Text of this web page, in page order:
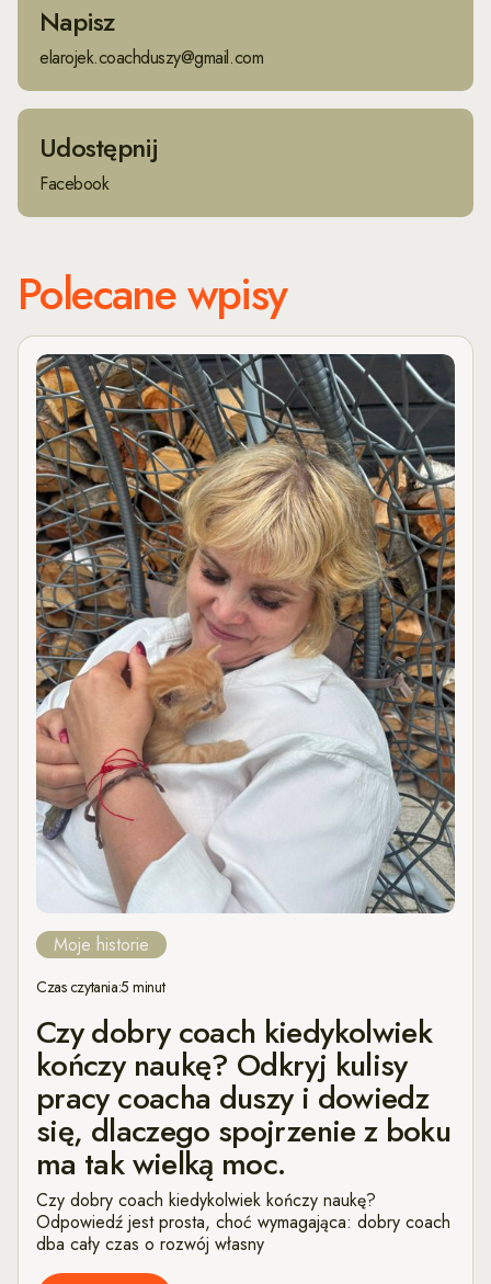
Napisz
elarojek.coachduszy@gmail.com
Udostępnij
Facebook
Polecane wpisy
Moje historie
Czas czytania:5 minut
Czy dobry coach kiedykolwiek
kończy naukę? Odkryj kulisy
pracy coacha duszy i dowiedz
się, dlaczego spojrzenie z boku
ma tak wielką moc.
Czy dobry coach kiedykolwiek kończy naukę?
Odpowiedź jest prosta, choć wymagająca: dobry coach
dba cały czas o rozwój własny